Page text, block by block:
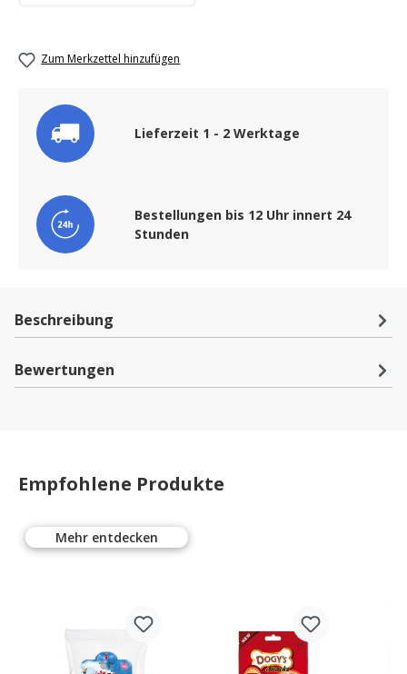
Zum Merkzettel hinzufügen
Lieferzeit 1 - 2 Werktage
Bestellungen bis 12 Uhr innert 24
Stunden
Beschreibung
Bewertungen
Empfohlene Produkte
Mehr entdecken